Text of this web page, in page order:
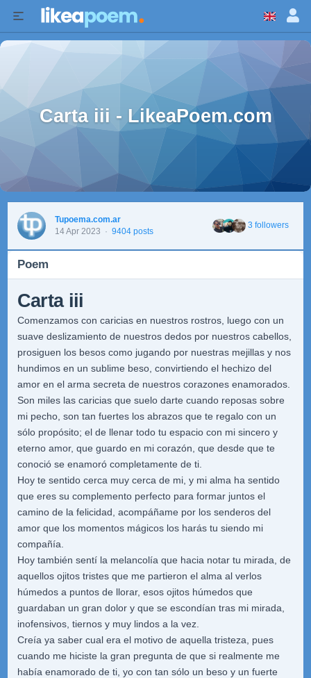
Carta iii - LikeaPoem.com
Tupoema.com.ar
14 Apr 2023 · 9404 posts
3 followers
Poem
Carta iii
Comenzamos con caricias en nuestros rostros, luego con un
suave deslizamiento de nuestros dedos por nuestros cabellos,
prosiguen los besos como jugando por nuestras mejillas y nos
hundimos en un sublime beso, convirtiendo el hechizo del
amor en el arma secreta de nuestros corazones enamorados.
Son miles las caricias que suelo darte cuando reposas sobre
mi pecho, son tan fuertes los abrazos que te regalo con un
sólo propósito; el de llenar todo tu espacio con mi sincero y
eterno amor, que guardo en mi corazón, que desde que te
conoció se enamoró completamente de ti.
Hoy te sentido cerca muy cerca de mi, y mi alma ha sentido
que eres su complemento perfecto para formar juntos el
camino de la felicidad, acompáñame por los senderos del
amor que los momentos mágicos los harás tu siendo mi
compañía.
Hoy también sentí la melancolía que hacia notar tu mirada, de
aquellos ojitos tristes que me partieron el alma al verlos
húmedos a puntos de llorar, esos ojitos húmedos que
guardaban un gran dolor y que se escondían tras mi mirada,
inofensivos, tiernos y muy lindos a la vez.
Creía ya saber cual era el motivo de aquella tristeza, pues
cuando me hiciste la gran pregunta de que si realmente me
había enamorado de ti, yo con tan sólo un beso y un fuerte